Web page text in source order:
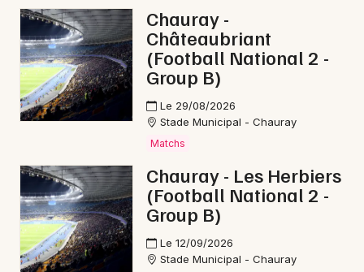
Chauray -
Châteaubriant
(Football National 2 -
Group B)
Le 29/08/2026
Stade Municipal - Chauray
Matchs
Chauray - Les Herbiers
(Football National 2 -
Group B)
Le 12/09/2026
Stade Municipal - Chauray